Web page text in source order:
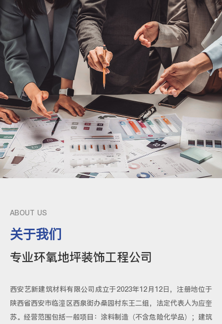
ABOUT US
关于我们
专业环氧地坪装饰工程公司
西安艺新建筑材料有限公司成立于2023年12月12日，注册地位于
陕西省西安市临潼区西泉街办桑园村东王二组，法定代表人为应奎
苏。经营范围包括一般项目：涂料制造（不含危险化学品）；建筑